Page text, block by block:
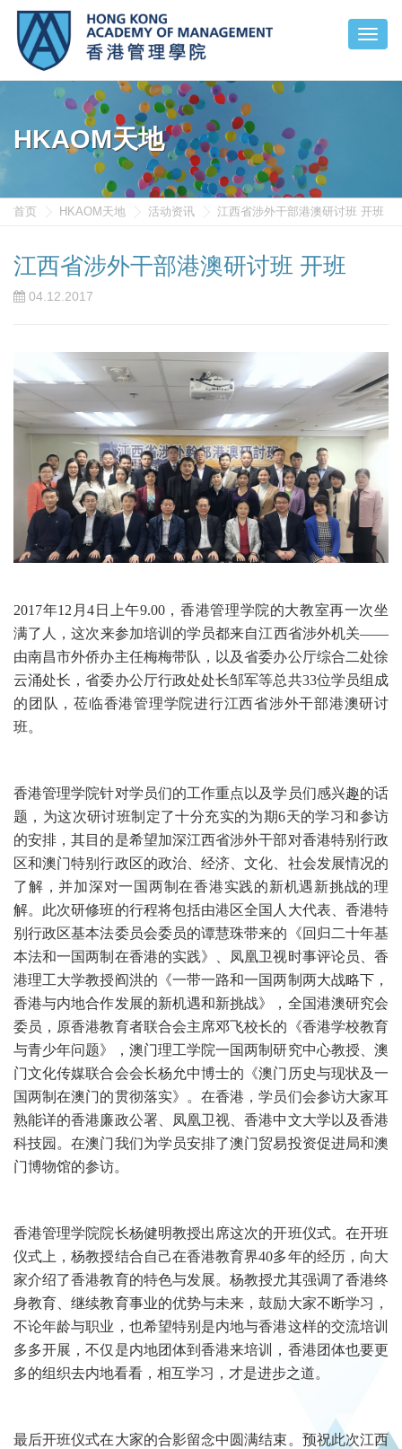
HKAOM天地
首页 HKAOM天地 活动资讯 江西省涉外干部港澳研讨班 开班
江西省涉外干部港澳研讨班 开班
04.12.2017
2017年12月4日上午9.00，香港管理学院的大教室再一次坐
满了人，这次来参加培训的学员都来自江西省涉外机关——
由南昌市外侨办主任梅梅带队，以及省委办公厅综合二处徐
云涌处长，省委办公厅行政处处长邹军等总共33位学员组成
的团队，莅临香港管理学院进行江西省涉外干部港澳研讨
班。
香港管理学院针对学员们的工作重点以及学员们感兴趣的话
题，为这次研讨班制定了十分充实的为期6天的学习和参访
的安排，其目的是希望加深江西省涉外干部对香港特别行政
区和澳门特别行政区的政治、经济、文化、社会发展情况的
了解，并加深对一国两制在香港实践的新机遇新挑战的理
解。此次研修班的行程将包括由港区全国人大代表、香港特
别行政区基本法委员会委员的谭慧珠带来的《回归二十年基
本法和一国两制在香港的实践》、凤凰卫视时事评论员、香
港理工大学教授阎洪的《一带一路和一国两制两大战略下，
香港与内地合作发展的新机遇和新挑战》，全国港澳研究会
委员，原香港教育者联合会主席邓飞校长的《香港学校教育
与青少年问题》，澳门理工学院一国两制研究中心教授、澳
门文化传媒联合会会长杨允中博士的《澳门历史与现状及一
国两制在澳门的贯彻落实》。在香港，学员们会参访大家耳
熟能详的香港廉政公署、凤凰卫视、香港中文大学以及香港
科技园。在澳门我们为学员安排了澳门贸易投资促进局和澳
门博物馆的参访。
香港管理学院院长杨健明教授出席这次的开班仪式。在开班
仪式上，杨教授结合自己在香港教育界40多年的经历，向大
家介绍了香港教育的特色与发展。杨教授尤其强调了香港终
身教育、继续教育事业的优势与未来，鼓励大家不断学习，
不论年龄与职业，也希望特别是内地与香港这样的交流培训
多多开展，不仅是内地团体到香港来培训，香港团体也要更
多的组织去内地看看，相互学习，才是进步之道。
最后开班仪式在大家的合影留念中圆满结束。预祝此次江西